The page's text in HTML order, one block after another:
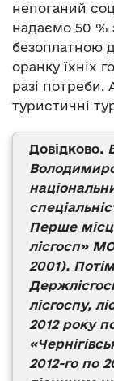
непоганий
надаємо 50 %
безоплатною
оранку їхніх
разі потреби.
туристичні
Довідково.
Перше
лісгосп»
2001).
лісгоспу,
2012 року
2012-го по